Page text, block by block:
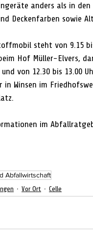
anders als in
Deckenfarben sowie
steht von 9.15
Hof Müller-Elvers,
und von 12.30 bis 13.00
in Winsen im
im
Abfallwirtschaft
Vor Ort Celle